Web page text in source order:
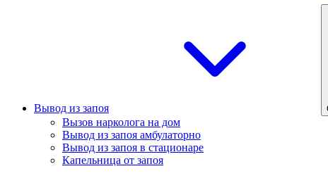
Вывод из запоя
Вызов нарколога на дом
Вывод из запоя амбулаторно
Вывод из запоя в стационаре
Капельница от запоя